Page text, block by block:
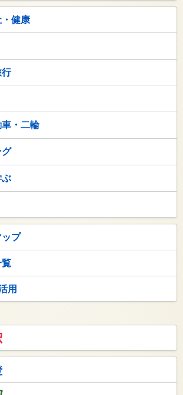
健康
・二輪
プ
用